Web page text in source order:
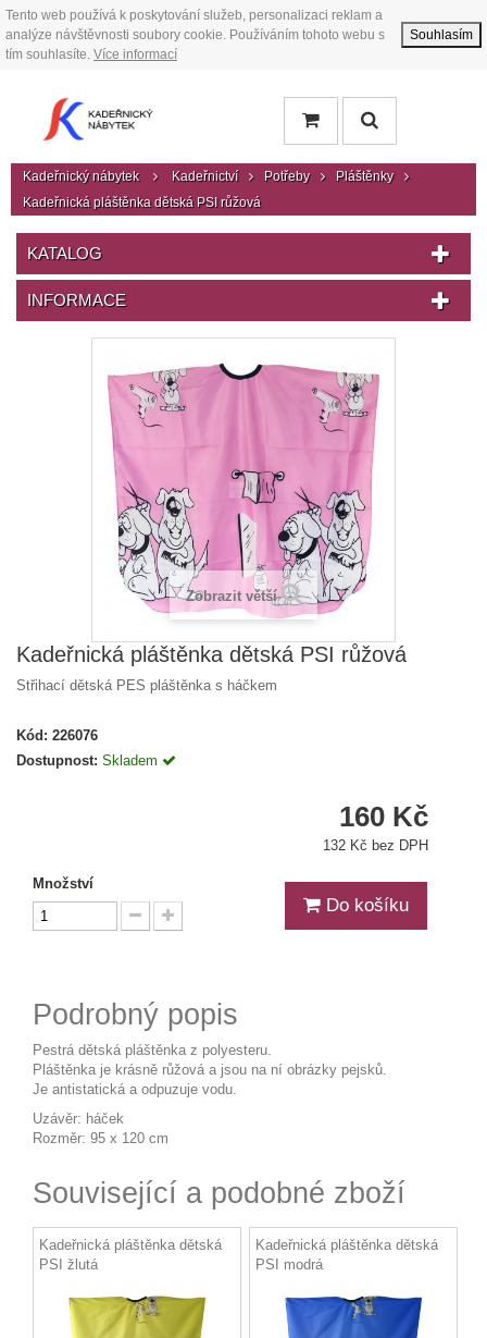
Tento web používá k poskytování služeb, personalizaci reklam a
analýze návštěvnosti soubory cookie. Používáním tohoto webu s
tím souhlasíte. Více informací
Souhlasím
Kadeřnický nábytek Kadeřnictví Potřeby
Pláštěnky
Kadeřnická pláštěnka dětská PSI růžová
KATALOG
INFORMACE
Zobrazit větší
Kadeřnická pláštěnka dětská PSI růžová
Střihací dětská PES pláštěnka s háčkem
Kód: 226076
Dostupnost: Skladem
160 Kč
132 Kč bez DPH
Množství
Do košíku
Podrobný popis
Pestrá dětská pláštěnka z polyesteru.
Pláštěnka je krásně růžová a jsou na ní obrázky pejsků.
Je antistatická a odpuzuje vodu.
Uzávěr: háček
Rozměr: 95 x 120 cm
Související a podobné zboží
Kadeřnická pláštěnka dětská
PSI žlutá
Kadeřnická pláštěnka dětská
PSI modrá